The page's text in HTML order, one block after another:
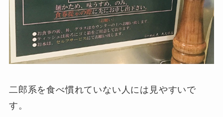
二郎系を食べ慣れていない人には見やすいで
す。